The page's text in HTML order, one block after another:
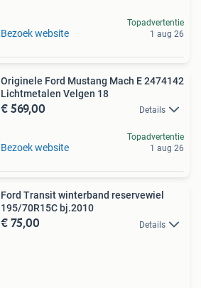
Bezoek website
Topadvertentie
1 aug 26
Originele Ford Mustang Mach E 2474142
Lichtmetalen Velgen 18
€ 569,00 Details
Bezoek website
Topadvertentie
1 aug 26
Ford Transit winterband reservewiel
195/70R15C bj.2010
€ 75,00 Details